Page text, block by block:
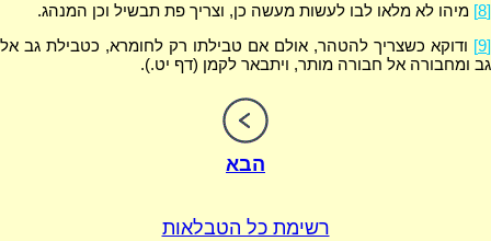
[8]
מיהו לא מלאו לבו לעשות מעשה כן, וצריך פת תבשיל וכן המנהג.
[9]
ודוקא כשצריך להטהר, אולם אם טבילתו רק לחומרא, כטבילת גב אל
גב ומחבורה אל חבורה מותר, ויתבאר לקמן (דף יט.).
הבא
רשימת כל הטבלאות